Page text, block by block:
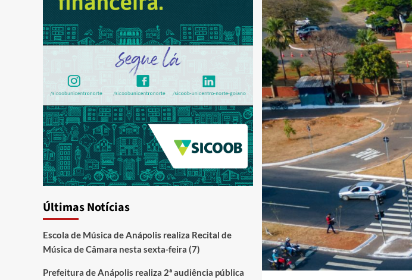
Últimas Notícias
Escola de Música de Anápolis realiza Recital de
Música de Câmara nesta sexta-feira (7)
Prefeitura de Anápolis realiza 2ª audiência pública